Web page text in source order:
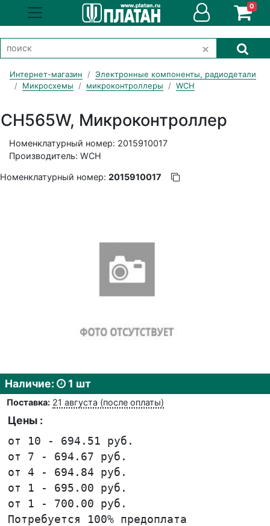
0
Интернет-магазин
Электронные компоненты, радиодетали
Микросхемы
микроконтроллеры WCH
CH565W, Микроконтроллер
Номенклатурный номер: 2015910017
Производитель: WCH
Номенклатурный номер: 2015910017
Наличие: 1 шт
Поставка: 21 августа (после оплаты)
Цены :
от 10 - 694.51 руб.
от 7 - 694.67 руб.
от 4 - 694.84 руб.
от 1 - 695.00 руб.
от 1 - 700.00 руб.
Потребуется 100% предоплата